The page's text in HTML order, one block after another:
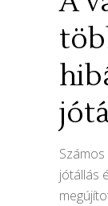
jótállás